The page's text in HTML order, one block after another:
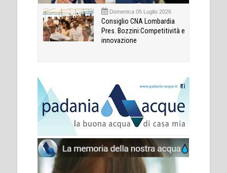
Domenica 05 Luglio 2026
Consiglio CNA Lombardia
Pres. Bozzini:Competitività e
innovazione